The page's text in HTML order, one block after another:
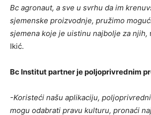
Bc agronaut, a sve u svrhu da im
sjemenske proizvodnje, pružimo
sjemena koje je uistinu najbolje za njih,
Ikić.
Bc Institut partner je poljoprivrednim
-Koristeći našu aplikaciju,
mogu odabrati pravu kulturu, pronaći